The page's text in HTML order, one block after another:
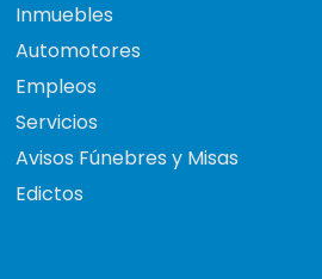
Inmuebles
Automotores
Empleos
Servicios
Avisos Fúnebres y Misas
Edictos